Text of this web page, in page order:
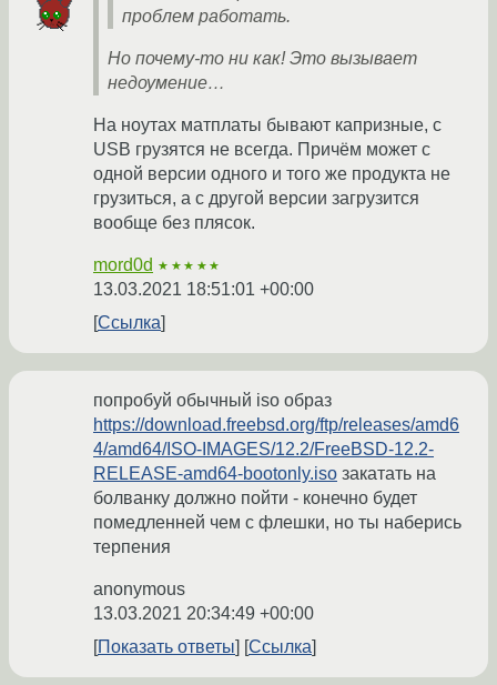
проблем работать.
Но почему-то ни как! Это вызывает
недоумение…
На ноутах матплаты бывают капризные, с
USB грузятся не всегда. Причём может с
одной версии одного и того же продукта не
грузиться, а с другой версии загрузится
вообще без плясок.
mord0d ★★★★★
13.03.2021 18:51:01 +00:00
Ссылка
попробуй обычный iso образ
https://download.freebsd.org/ftp/releases/amd6
4/amd64/ISO-IMAGES/12.2/FreeBSD-12.2-
RELEASE-amd64-bootonly.iso закатать на
болванку должно пойти - конечно будет
помедленней чем с флешки, но ты наберись
терпения
anonymous
13.03.2021 20:34:49 +00:00
Показать ответы
Ссылка